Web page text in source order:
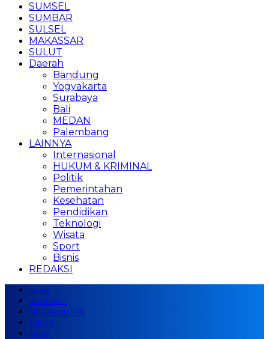
SUMSEL
SUMBAR
SULSEL
MAKASSAR
SULUT
Daerah
Bandung
Yogyakarta
Surabaya
Bali
MEDAN
Palembang
LAINNYA
Internasional
HUKUM & KRIMINAL
Politik
Pemerintahan
Kesehatan
Pendidikan
Teknologi
Wisata
Sport
Bisnis
REDAKSI
Home
NASIONAL
MEGAPOLITAN
JABAR
JATIM